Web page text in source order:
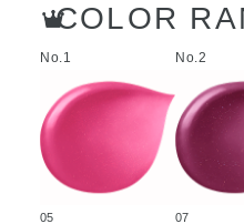
COLOR
No.1
05
No.2
07